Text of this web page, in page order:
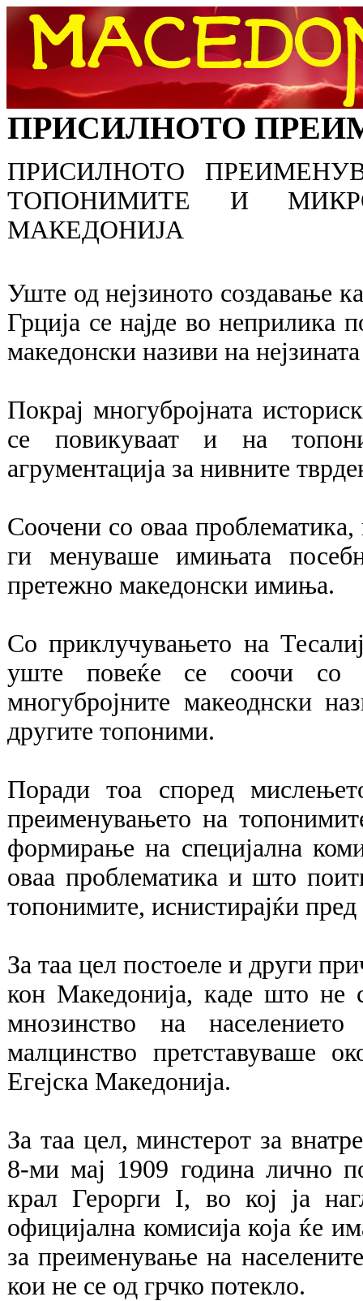
ПРИСИЛНОТО
ПРИСИЛНОТО
ТОПОНИМИТЕ И
МАКЕДОНИЈА
Уште од нејзиното создавање
Грција се најде во неприлика
македонски називи на
Покрај многубројната
се повикуваат и на
агрументација за нивните
Соочени со оваа
ги менуваше имињата
претежно македонски имиња.
Со приклучувањето на
уште повеќе се соочи со
многубројните макеоднски
другите топоними.
Поради тоа според
преименувањето на
формирање на специјална
оваа проблематика и што
топонимите, иснистирајќи
За таа цел постоеле и други
кон Македонија, каде што не
мнозинство на
малцинство претставуваше
Егејска Македонија.
За таа цел, минстерот за
8-ми мај 1909 година лично
крал Герорги I, во кој ја
официјална комисија која ќе
за преименување на
кои не се од грчко потекло.